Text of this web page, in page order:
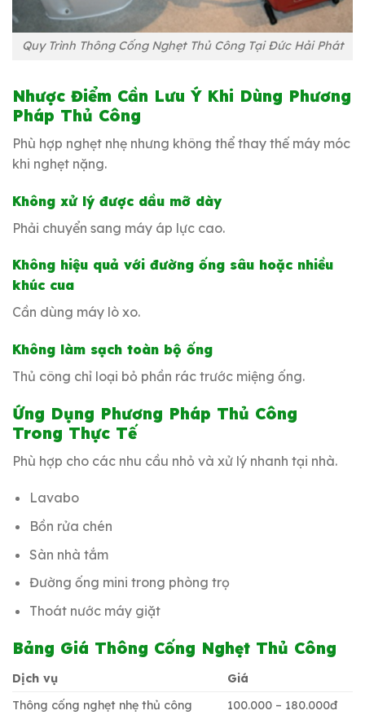
Quy Trình Thông Cống Nghẹt Thủ Công Tại Đức Hải Phát
Nhược Điểm Cần Lưu Ý Khi Dùng Phương
Pháp Thủ Công
Phù hợp nghẹt nhẹ nhưng không thể thay thế máy móc
khi nghẹt nặng.
Không xử lý được dầu mỡ dày
Phải chuyển sang máy áp lực cao.
Không hiệu quả với đường ống sâu hoặc nhiều
khúc cua
Cần dùng máy lò xo.
Không làm sạch toàn bộ ống
Thủ công chỉ loại bỏ phần rác trước miệng ống.
Ứng Dụng Phương Pháp Thủ Công
Trong Thực Tế
Phù hợp cho các nhu cầu nhỏ và xử lý nhanh tại nhà.
Lavabo
Bồn rửa chén
Sàn nhà tắm
Đường ống mini trong phòng trọ
Thoát nước máy giặt
Bảng Giá Thông Cống Nghẹt Thủ Công
Dịch vụ
Giá
Thông cống nghẹt nhẹ thủ công
100.000 – 180.000đ